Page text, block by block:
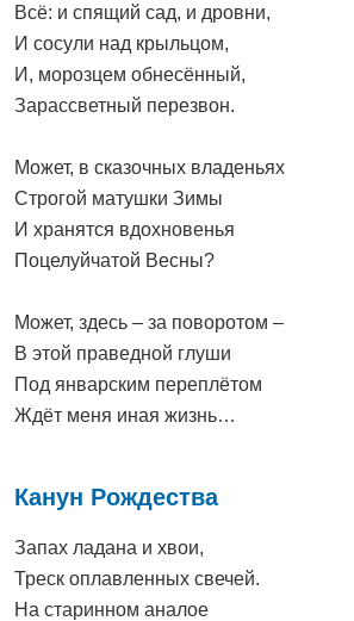
Всё: и спящий сад, и дровни,
И сосули над крыльцом,
И, морозцем обнесённый,
Зарассветный перезвон.
Может, в сказочных владеньях
Строгой матушки Зимы
И хранятся вдохновенья
Поцелуйчатой Весны?
Может, здесь – за поворотом –
В этой праведной глуши
Под январским переплётом
Ждёт меня иная жизнь…
Канун Рождества
Запах ладана и хвои,
Треск оплавленных свечей.
На старинном аналое